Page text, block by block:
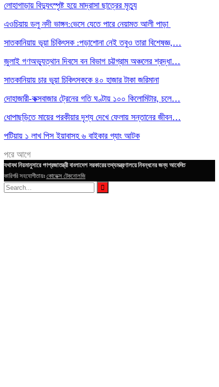
লোহাগাড়ায় বিদ্যুৎস্পৃষ্ট হয়ে মাদ্রাসা ছাত্রের মৃত্যু
এওচিয়ায় ডলু নদী ভাঙ্গন:ভেসে যেতে পারে নেয়ামত আলী পাড়া
সাতকানিয়ায় ভূয়া চিকিৎসক :পড়াশোনা নেই তবুও তারা বিশেষজ্ঞ,…
জুলাই গণঅভ্যুত্থান দিবসে বন বিভাগ চট্টগ্রাম অঞ্চলের শ্রদ্ধা…
সাতকানিয়ায় চার ভুয়া চিকিৎসককে ৪০ হাজার টাকা জরিমানা
দোহাজারী-কক্সবাজার ট্রেনের গতি ঘণ্টায় ১০০ কিলোমিটার, চলে…
ধোপাছড়িতে মায়ের পরকীয়ার দৃশ্য দেখে ফেলায় সন্তানের জীবন…
পটিয়ায় ১ লাখ পিস ইয়াবাসহ ৬ বাইকার গ্যাং আটক
পরে আগে
যথাযথ নিয়মানুসারে গণপ্রজাতন্ত্রী বাংলাদেশ সরকারের তথ্যমন্ত্রণালয়ে নিবন্ধনের জন্য আবেদিত
কারিগরি সহযোগীতায়ঃ কোডেক্স টেকনোলজি